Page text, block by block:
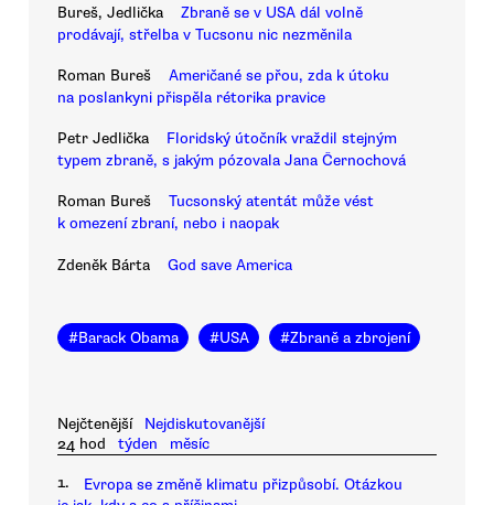
Bureš, Jedlička
Zbraně se v USA dál volně
prodávají, střelba v Tucsonu nic nezměnila
Roman Bureš
Američané se přou, zda k útoku
na poslankyni přispěla rétorika pravice
Petr Jedlička
Floridský útočník vraždil stejným
typem zbraně, s jakým pózovala Jana Černochová
Roman Bureš
Tucsonský atentát může vést
k omezení zbraní, nebo i naopak
Zdeněk Bárta God save America
#Barack Obama #USA #Zbraně a zbrojení
Nejčtenější
Nejdiskutovanější
24 hod
týden měsíc
1.
Evropa se změně klimatu přizpůsobí. Otázkou